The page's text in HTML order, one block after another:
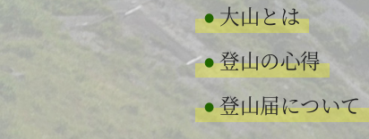
大山とは
登山の心得
登山届について